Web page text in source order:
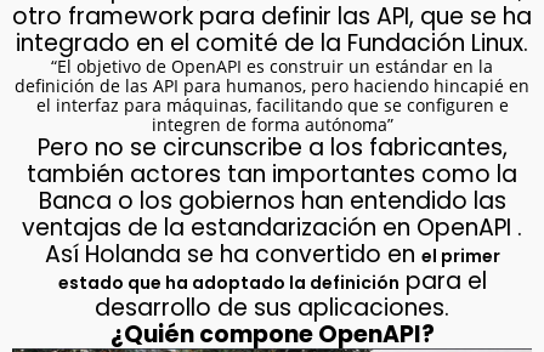
otro framework para definir las API, que se ha
integrado en el comité de la Fundación Linux.
“El objetivo de OpenAPI es construir un estándar en la
definición de las API para humanos, pero haciendo hincapié en
el interfaz para máquinas, facilitando que se configuren e
integren de forma autónoma”
Pero no se circunscribe a los fabricantes,
también actores tan importantes como la
Banca o los gobiernos han entendido las
ventajas de la estandarización en OpenAPI .
Así Holanda se ha convertido en el primer
estado que ha adoptado la definición para el
desarrollo de sus aplicaciones.
¿Quién compone OpenAPI?